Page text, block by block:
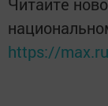
https://